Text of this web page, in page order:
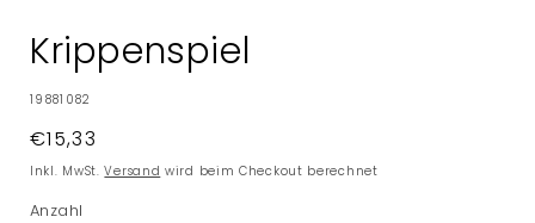
Modal
öffnen
Krippenspiel
SKU:
19881082
Normaler
Preis
€15,33
Inkl. MwSt.Versand wird beim Checkout berechnet
Anzahl